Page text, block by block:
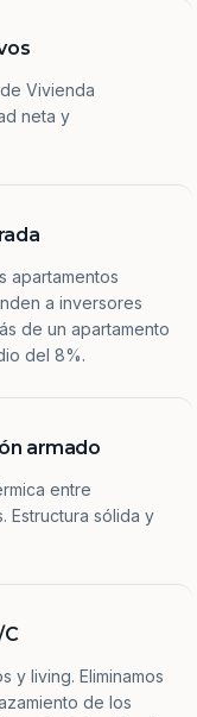
Vivienda
neta y
apartamentos
a inversores
de un apartamento
del 8%.
armado
entre
Estructura sólida y
y living. Eliminamos
de los